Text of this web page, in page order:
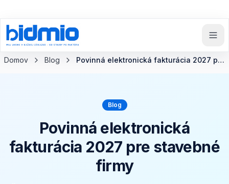
Späť na blog
Domov
Blog Povinná elektronická fakturácia 2027 pre stavebné firmy
Blog
Povinná elektronická
fakturácia 2027 pre stavebné
firmy